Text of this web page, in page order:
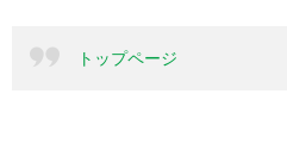
トップページ